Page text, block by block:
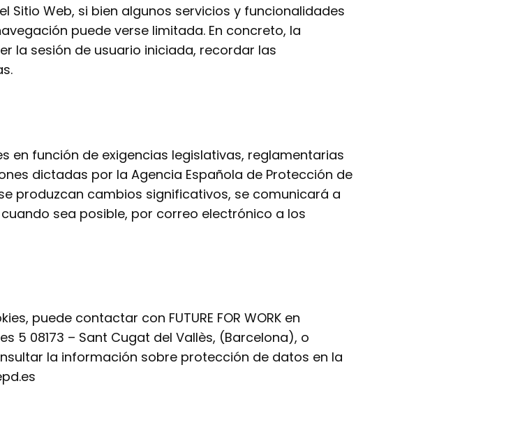
Sitio Web, si bien algunos servicios y funcionalidades
puede verse limitada. En concreto, la
la sesión de usuario iniciada, recordar las
en función de exigencias legislativas, reglamentarias
dictadas por la Agencia Española de Protección de
produzcan cambios significativos, se comunicará a
sea posible, por correo electrónico a los
puede contactar con FUTURE FOR WORK en
5 08173 – Sant Cugat del Vallès, (Barcelona), o
la información sobre protección de datos en la